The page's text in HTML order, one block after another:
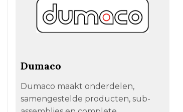
Dumaco
Dumaco maakt onderdelen,
samengestelde producten, sub-